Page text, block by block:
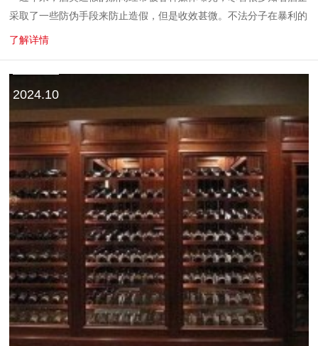
采取了一些防伪手段来防止造假，但是收效甚微。不法分子在暴利的
驱使下，依然通过各种方式造假售假。假酒流入市场，消费者睿丰德
了解详情
2024.10